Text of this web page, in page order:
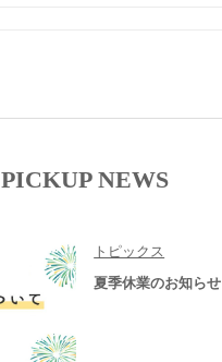
PICKUP NEWS
トピックス
夏季休業のお知らせ